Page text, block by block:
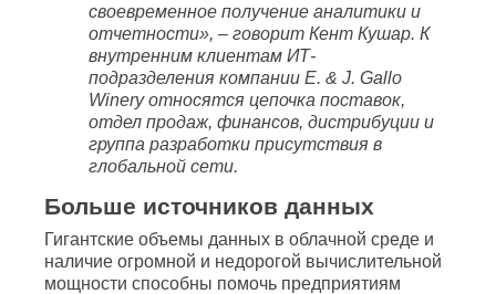
своевременное получение аналитики и
отчетности», – говорит Кент Кушар. К
внутренним клиентам ИТ-
подразделения компании E. & J. Gallo
Winery относятся цепочка поставок,
отдел продаж, финансов, дистрибуции и
группа разработки присутствия в
глобальной сети.
Больше источников данных
Гигантские объемы данных в облачной среде и
наличие огромной и недорогой вычислительной
мощности способны помочь предприятиям